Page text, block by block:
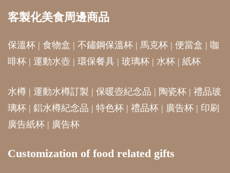
客製化美食周邊商品
保溫杯 | 食物盒 | 不鏽鋼保溫杯 | 馬克杯 | 便當盒 | 咖
啡杯 | 運動水壺 | 環保餐具 | 玻璃杯 | 水杯 | 紙杯
水樽 | 運動水樽訂製 | 保暖壺紀念品 | 陶瓷杯 | 禮品玻
璃杯 | 鋁水樽紀念品 | 特色杯 | 禮品杯 | 廣告杯 | 印刷
廣告紙杯 | 廣告杯
Customization of food related gifts